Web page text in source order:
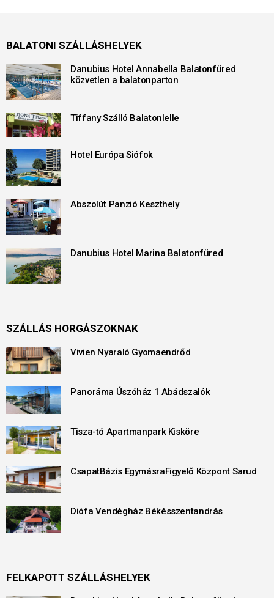
BALATONI SZÁLLÁSHELYEK
Danubius Hotel Annabella Balatonfüred
közvetlen a balatonparton
Tiffany Szálló Balatonlelle
Hotel Európa Siófok
Abszolút Panzió Keszthely
Danubius Hotel Marina Balatonfüred
SZÁLLÁS HORGÁSZOKNAK
Vivien Nyaraló Gyomaendrőd
Panoráma Úszóház 1 Abádszalók
Tisza-tó Apartmanpark Kisköre
CsapatBázis EgymásraFigyelő Központ Sarud
Diófa Vendégház Békésszentandrás
FELKAPOTT SZÁLLÁSHELYEK